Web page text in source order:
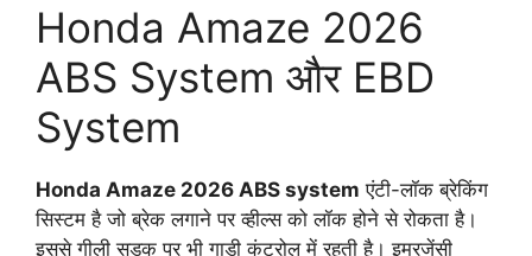
Honda Amaze 2026
ABS System और EBD
System
Honda Amaze 2026 ABS system एंटी-लॉक ब्रेकिंग
सिस्टम है जो ब्रेक लगाने पर व्हील्स को लॉक होने से रोकता है।
इससे गीली सड़क पर भी गाड़ी कंट्रोल में रहती है। इमरजेंसी